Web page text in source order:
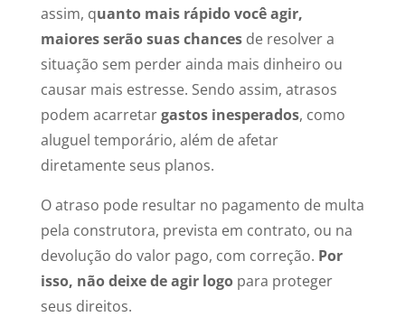
assim, quanto mais rápido você agir,
maiores serão suas chancesde resolver a
situação sem perder ainda mais dinheiro ou
causar mais estresse. Sendo assim, atrasos
podem acarretargastos inesperados, como
aluguel temporário, além de afetar
diretamente seus planos.
O atraso pode resultar no pagamento de multa
pela construtora, prevista em contrato, ou na
devolução do valor pago, com correção. Por
isso, não deixe de agir logopara proteger
seus direitos.